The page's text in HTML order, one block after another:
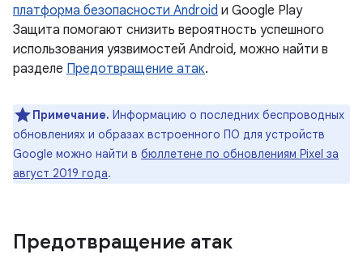
платформа безопасности Android и Google Play
Защита помогают снизить вероятность успешного
использования уязвимостей Android, можно найти в
разделе Предотвращение атак.
Примечание. Информацию о последних беспроводных
обновлениях и образах встроенного ПО для устройств
Google можно найти в бюллетене по обновлениям Pixel за
август 2019 года.
Предотвращение атак